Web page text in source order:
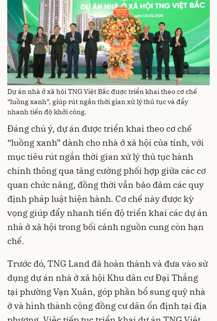
Dự án nhà ở xã hội TNG Việt Bắc được triển khai theo cơ chế
“luồng xanh”, giúp rút ngắn thời gian xử lý thủ tục và đẩy
nhanh tiến độ khởi công.
Đáng chú ý, dự án được triển khai theo cơ chế
“luồng xanh” dành cho nhà ở xã hội của tỉnh, với
mục tiêu rút ngắn thời gian xử lý thủ tục hành
chính thông qua tăng cường phối hợp giữa các cơ
quan chức năng, đồng thời vẫn bảo đảm các quy
định pháp luật hiện hành. Cơ chế này được kỳ
vọng giúp đẩy nhanh tiến độ triển khai các dự án
nhà ở xã hội trong bối cảnh nguồn cung còn hạn
chế.
Trước đó, TNG Land đã hoàn thành và đưa vào sử
dụng dự án nhà ở xã hội Khu dân cư Đại Thắng
tại phường Vạn Xuân, góp phần bổ sung quỹ nhà
ở và hình thành cộng đồng cư dân ổn định tại địa